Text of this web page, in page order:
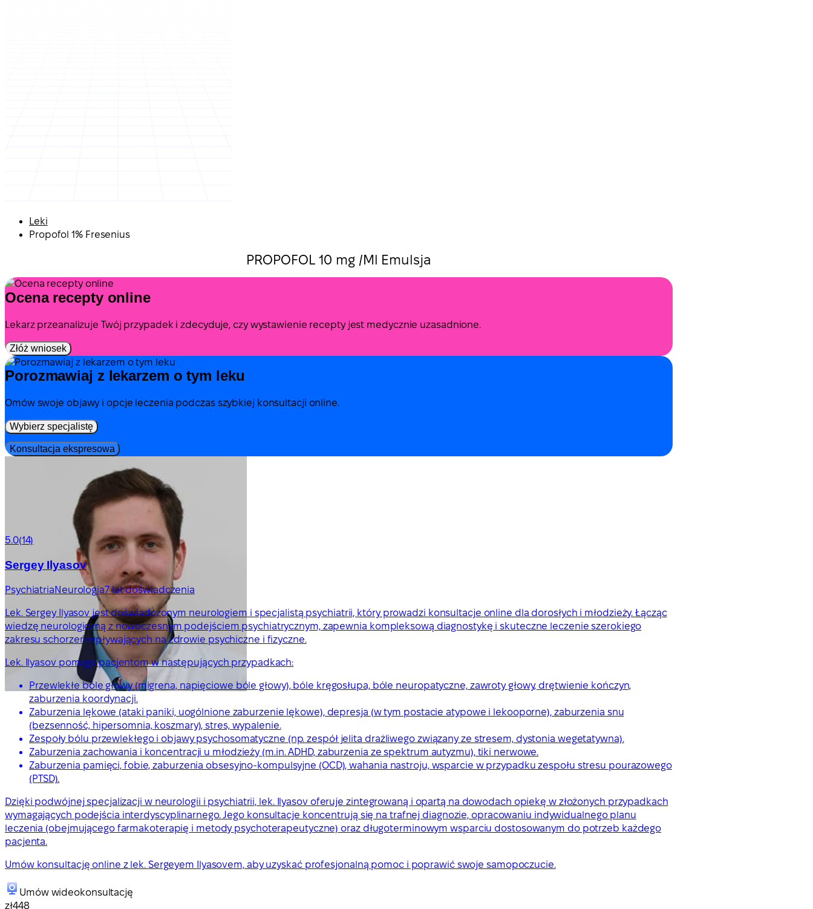
Leki
Propofol 1% Fresenius
PROPOFOL 10 mg /Ml Emulsja
Ocena recepty online
Lekarz przeanalizuje Twój przypadek i zdecyduje, czy wystawienie recepty jest medycznie uzasadnione.
Złóż wniosek
Porozmawiaj z lekarzem o tym leku
Omów swoje objawy i opcje leczenia podczas szybkiej konsultacji online.
Wybierz specjalistę
Konsultacja ekspresowa
5.0(14)
Sergey Ilyasov
PsychiatriaNeurologia7 lat doświadczenia
Lek. Sergey Ilyasov jest doświadczonym neurologiem i specjalistą psychiatrii, który prowadzi konsultacje online dla dorosłych i młodzieży. Łącząc
wiedzę neurologiczną z nowoczesnym podejściem psychiatrycznym, zapewnia kompleksową diagnostykę i skuteczne leczenie szerokiego
zakresu schorzeń wpływających na zdrowie psychiczne i fizyczne.
Lek. Ilyasov pomaga pacjentom w następujących przypadkach:
Przewlekłe bóle głowy (migrena, napięciowe bóle głowy), bóle kręgosłupa, bóle neuropatyczne, zawroty głowy, drętwienie kończyn,
zaburzenia koordynacji.
Zaburzenia lękowe (ataki paniki, uogólnione zaburzenie lękowe), depresja (w tym postacie atypowe i lekooporne), zaburzenia snu
(bezsenność, hipersomnia, koszmary), stres, wypalenie.
Zespoły bólu przewlekłego i objawy psychosomatyczne (np. zespół jelita drażliwego związany ze stresem, dystonia wegetatywna).
Zaburzenia zachowania i koncentracji u młodzieży (m.in. ADHD, zaburzenia ze spektrum autyzmu), tiki nerwowe.
Zaburzenia pamięci, fobie, zaburzenia obsesyjno-kompulsyjne (OCD), wahania nastroju, wsparcie w przypadku zespołu stresu pourazowego
(PTSD).
Dzięki podwójnej specjalizacji w neurologii i psychiatrii, lek. Ilyasov oferuje zintegrowaną i opartą na dowodach opiekę w złożonych przypadkach
wymagających podejścia interdyscyplinarnego. Jego konsultacje koncentrują się na trafnej diagnozie, opracowaniu indywidualnego planu
leczenia (obejmującego farmakoterapię i metody psychoterapeutyczne) oraz długoterminowym wsparciu dostosowanym do potrzeb każdego
pacjenta.
Umów konsultację online z lek. Sergeyem Ilyasovem, aby uzyskać profesjonalną pomoc i poprawić swoje samopoczucie.
Umów wideokonsultację
zł448